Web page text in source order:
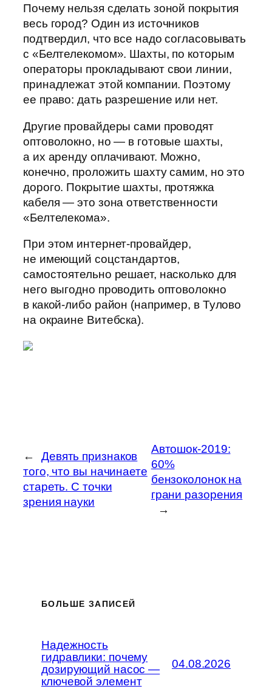
Почему нельзя сделать зоной покрытия
весь город? Один из источников
подтвердил, что все надо согласовывать
с «Белтелекомом». Шахты, по которым
операторы прокладывают свои линии,
принадлежат этой компании. Поэтому
ее право: дать разрешение или нет.
Другие провайдеры сами проводят
оптоволокно, но — в готовые шахты,
а их аренду оплачивают. Можно,
конечно, проложить шахту самим, но это
дорого. Покрытие шахты, протяжка
кабеля — это зона ответственности
«Белтелекома».
При этом интернет-провайдер,
не имеющий соцстандартов,
самостоятельно решает, насколько для
него выгодно проводить оптоволокно
в какой-либо район (например, в Тулово
на окраине Витебска).
←
Девять признаков
того, что вы начинаете
стареть. С точки
зрения науки
Автошок-2019:
60%
бензоколонок на
грани разорения
→
БОЛЬШЕ ЗАПИСЕЙ
Надежность
гидравлики: почему
дозирующий насос —
ключевой элемент
04.08.2026